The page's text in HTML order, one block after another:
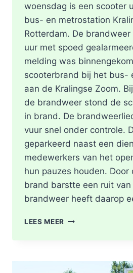
woensdag is een scooter
bus- en metrostation
Rotterdam. De
uur met spoed
melding was
scooterbrand bij het bus-
aan de Kralingse Zoom.
de brandweer stond de
in brand. De
vuur snel onder controle.
geparkeerd naast een
medewerkers van het
hun pauzes houden.
brand barstte een ruit
brandweer heeft daarop
LEES MEER SCOOTER